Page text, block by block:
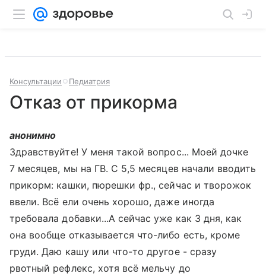
Консультации Педиатрия
Отказ от прикорма
анонимно
Здравствуйте! У меня такой вопрос... Моей дочке
7 месяцев, мы на ГВ. С 5,5 месяцев начали вводить
прикорм: кашки, пюрешки фр., сейчас и творожок
ввели. Всё ели очень хорошо, даже иногда
требовала добавки...А сейчас уже как 3 дня, как
она вообще отказывается что-либо есть, кроме
груди. Даю кашу или что-то другое - сразу
рвотный рефлекс, хотя всё мельчу до